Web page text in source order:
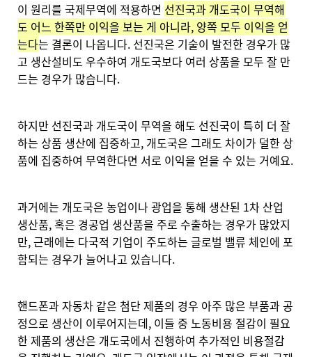
이 원리를 국제무역에 적용하면 선진국과 개도국이 무역해
도 어느 한쪽만 이익을 보는 게 아니라, 양쪽 모두 이익을 얻
는다는 결론이 나옵니다. 선진국은 기술이 발전한 경우가 많
고 생산설비도 우수하여 개도국보다 여러 상품을 모두 잘 만
드는 경우가 많습니다.
하지만 선진국과 개도국이 무역을 해도 선진국이 특히 더 잘
하는 상품 생산에 집중하고, 개도국은 그래도 차이가 덜한 상
품에 집중하여 무역한다면 서로 이익을 얻을 수 있는 거예요.
과거에는 개도국은 농업이나 광업을 통해 생산된 1차 산업
생산품, 혹은 경공업 생산품을 주로 수출하는 경우가 많았지
만, 근래에는 다국적 기업이 주도하는 글로벌 밸류 체인에 포
함되는 경우가 늘어나고 있습니다.
핸드폰과 자동차 같은 첨단 제품의 경우 아주 많은 부품과 공
정으로 생산이 이루어지는데, 이들 중 노동비용 절감이 필요
한 제품의 생산은 개도국에서 진행하여 추가적인 비용절감